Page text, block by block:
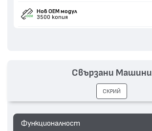
Нов ОЕМ модул
3500 копия
Функционалност
Свързани Машини
СКРИЙ